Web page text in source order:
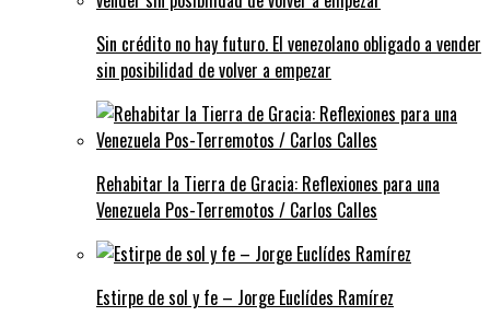
Sin crédito no hay futuro. El venezolano obligado a vender
sin posibilidad de volver a empezar
Rehabitar la Tierra de Gracia: Reflexiones para una
Venezuela Pos-Terremotos / Carlos Calles
Estirpe de sol y fe – Jorge Euclídes Ramírez